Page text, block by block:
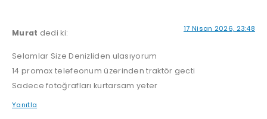
Murat dedi ki: 17 Nisan 2026, 23:48
Selamlar Size Denizliden ulasıyorum
14 promax telefeonum üzerinden traktör gecti
Sadece fotoğrafları kurtarsam yeter
Yanıtla